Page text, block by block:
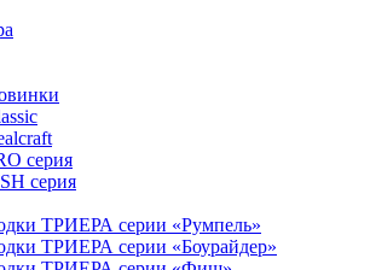
серия
серия
ТРИЕРА серии «Румпель»
ТРИЕРА серии «Боурайдер»